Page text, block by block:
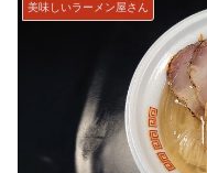
美味しいラーメン屋さん